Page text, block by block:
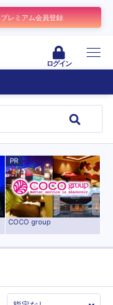
プレミアム会員登録
ログイン
PR
COCO group